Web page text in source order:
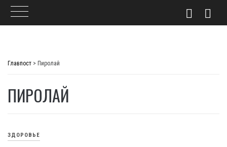
Главпост > Пиролай
ПИРОЛАЙ
ЗДОРОВЬЕ